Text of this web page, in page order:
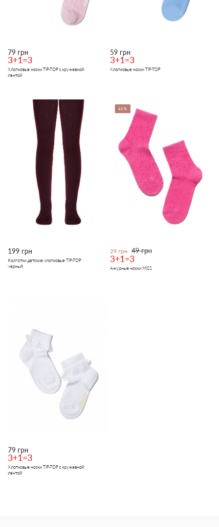
79 грн
3+1=3
Хлопковые носки TIP-TOP с кружевной
лентой
59 грн
3+1=3
Хлопковые носки TIP-TOP
199 грн
Колготки детские хлопковые TIP-TOP
черный
41%
29 грн 49 грн
3+1=3
Ажурные носки MISS
79 грн
3+1=3
Хлопковые носки TIP-TOP с кружевной
лентой